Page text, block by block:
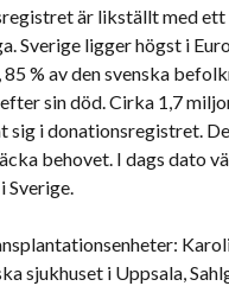
är likställt med
Sverige ligger högst i
% av den svenska
sin död. Cirka 1,7
sig i donationsregistret.
behovet. I dags dato
Sverige.
sjukhuset i Uppsala,